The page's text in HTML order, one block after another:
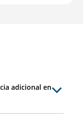
adicional en